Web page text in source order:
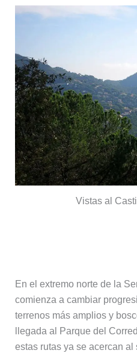
Vistas al
En el extremo norte de la
comienza a cambiar
terrenos más amplios y
llegada al Parque del
estas rutas ya se acercan